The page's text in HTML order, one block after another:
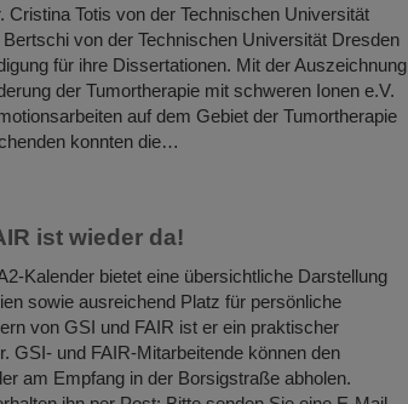
Cristina Totis von der Technischen Universität
von der Technischen Universität Dresden
für ihre Dissertationen. Mit der Auszeichnung
der Tumortherapie mit schweren Ionen e.V.
auf dem Gebiet der Tumortherapie
konnten die…
ist wieder da!
Kalender bietet eine übersichtliche Darstellung
sowie ausreichend Platz für persönliche
von GSI und FAIR ist er ein praktischer
GSI- und FAIR-Mitarbeitende können den
am Empfang in der Borsigstraße abholen.